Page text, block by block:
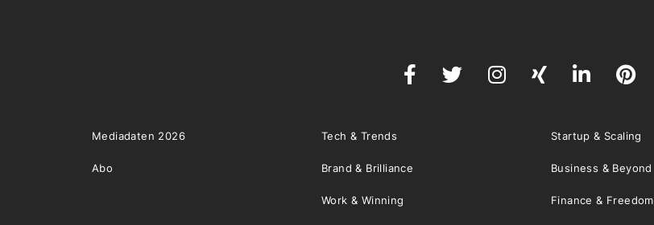
Mediadaten 2026
Abo
Tech & Trends Startup & Scaling
Brand & Brilliance Business & Beyond
Work & Winning Finance & Freedom